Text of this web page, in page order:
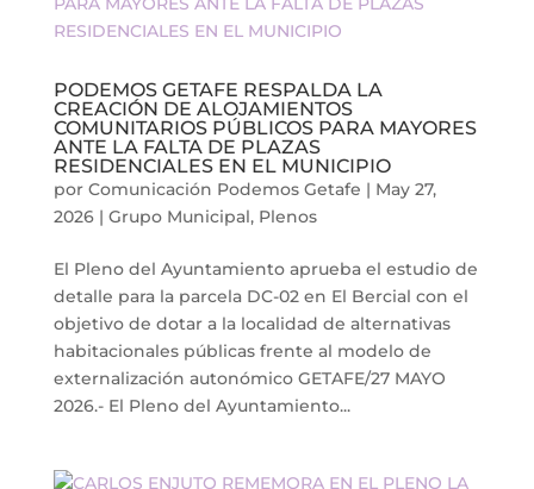
PODEMOS GETAFE RESPALDA LA
CREACIÓN DE ALOJAMIENTOS
COMUNITARIOS PÚBLICOS PARA MAYORES
ANTE LA FALTA DE PLAZAS
RESIDENCIALES EN EL MUNICIPIO
por Comunicación Podemos Getafe | May 27,
2026| Grupo Municipal, Plenos
El Pleno del Ayuntamiento aprueba el estudio de
detalle para la parcela DC-02 en El Bercial con el
objetivo de dotar a la localidad de alternativas
habitacionales públicas frente al modelo de
externalización autonómico GETAFE/27 MAYO
2026.- El Pleno del Ayuntamiento...